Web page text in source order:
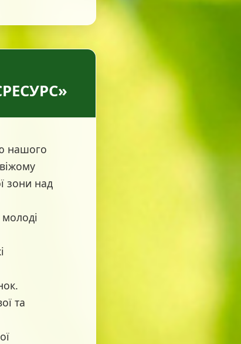
нашого
зони над
та